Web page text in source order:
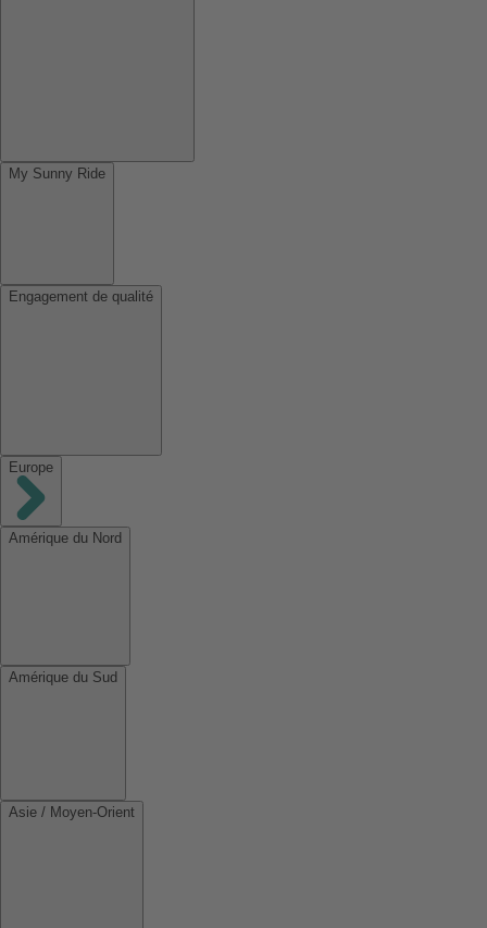
My Sunny Ride
Engagement de qualité
Europe
Amérique du Nord
Amérique du Sud
Asie / Moyen-Orient